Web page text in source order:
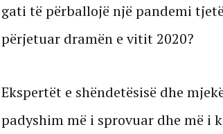
gati të përballojë një pandemi
përjetuar dramën e vitit 2020?
Ekspertët e shëndetësisë dhe
padyshim më i sprovuar dhe më i